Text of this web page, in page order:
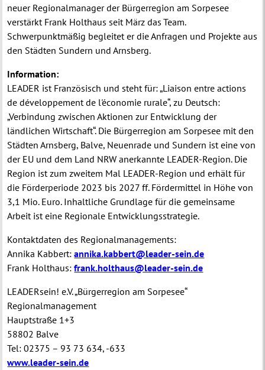
neuer Regionalmanager der Bürgerregion am Sorpesee
verstärkt Frank Holthaus seit März das Team.
Schwerpunktmäßig begleitet er die Anfragen und Projekte aus
den Städten Sundern und Arnsberg.
Information:
LEADER ist Französisch und steht für: „Liaison entre actions
de développement de l'économie rurale“, zu Deutsch:
„Verbindung zwischen Aktionen zur Entwicklung der
ländlichen Wirtschaft“. Die Bürgerregion am Sorpesee mit den
Städten Arnsberg, Balve, Neuenrade und Sundern ist eine von
der EU und dem Land NRW anerkannte LEADER-Region. Die
Region ist zum zweitem Mal LEADER-Region und erhält für
die Förderperiode 2023 bis 2027 ff. Fördermittel in Höhe von
3,1 Mio. Euro. Inhaltliche Grundlage für die gemeinsame
Arbeit ist eine Regionale Entwicklungsstrategie.
Kontaktdaten des Regionalmanagements:
Annika Kabbert:annika.kabbert@leader-sein.de
Frank Holthaus:frank.holthaus@leader-sein.de
LEADERsein! e.V. „Bürgerregion am Sorpesee“
Regionalmanagement
Hauptstraße 1+3
58802 Balve
Tel: 02375 – 93 73 634, -633
www.leader-sein.de